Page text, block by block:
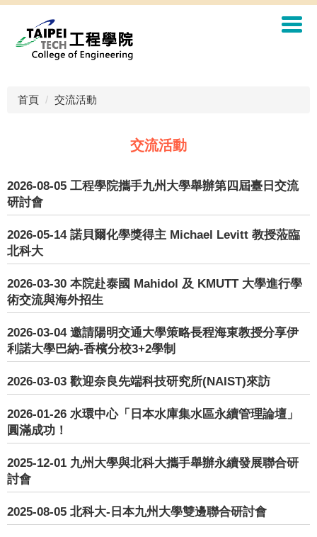
首頁 交流活動
交流活動
2026-08-05 工程學院攜手九州大學舉辦第四屆臺日交流
研討會
2026-05-14 諾貝爾化學獎得主 Michael Levitt 教授蒞臨
北科大
2026-03-30 本院赴泰國 Mahidol 及 KMUTT 大學進行學
術交流與海外招生
2026-03-04 邀請陽明交通大學策略長程海東教授分享伊
利諾大學巴納-香檳分校3+2學制
2026-03-03 歡迎奈良先端科技研究所(NAIST)來訪
2026-01-26 水環中心「日本水庫集水區永續管理論壇」
圓滿成功！
2025-12-01 九州大學與北科大攜手舉辦永續發展聯合研
討會
2025-08-05 北科大-日本九州大學雙邊聯合研討會